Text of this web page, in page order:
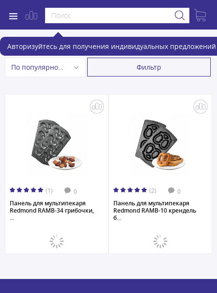
Авторизуйтесь для получения индивидуальных предложений
Аксессуары для мультипекарей
По популярности Фильтр
(1) 0
Панель для мультипекаря
Redmond RAMB-34 грибочки,
...
(2) 0
Панель для мультипекаря
Redmond RAMB-10 крендель
б...